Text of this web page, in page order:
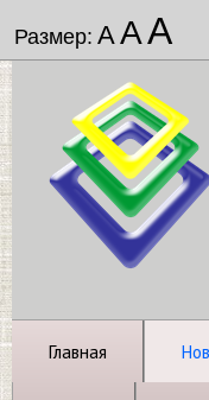
Размер: ААА
Главная